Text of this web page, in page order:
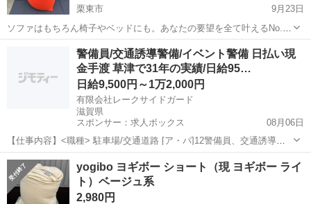
栗東市
9月23日
ソファはもちろん椅子やベッドにも。あなたの要望を全て叶えるNo.1
ソファ。 チェア、ソファ、リクライナー、ベッド、これひとつで解決
です。 【仕様】 カバー コットン 89% / ポリウレタン 11% インナー...
栗東市 ソファ yogibo
警備員/交通誘導警備/イベント警備 日払い現
金手渡 草津で31年の実績/日給95…
日給9,500円～1万2,000円
有限会社レークサイドガード
滋賀県
スポンサー：求人ボックス
08月06日
【仕事内容】<職種> 駐車場/交通道路 [ア・パ]12警備員、交通誘導警
備、イベント警備 <雇用形態> アルバイト・パート <給与> [ア・パ]1
日給9,500円～12,000円、2日給11,750円～14,375円 交通費:一部...
アルバイト・パート
yogibo ヨギボー ショート（現 ヨギボー ライ
ト）ベージュ系
2,980円